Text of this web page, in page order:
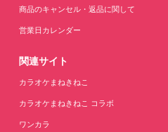
商品のキャンセル・返品に関して
営業日カレンダー
関連サイト
カラオケまねきねこ
カラオケまねきねこ コラボ
ワンカラ